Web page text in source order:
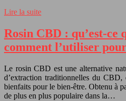
Lire la suite
Rosin CBD : qu’est-ce
comment l’utiliser
Le rosin CBD est une alternative
d’extraction traditionnelles du
bienfaits pour le bien-être. Obtenu à
de plus en plus populaire dans la…